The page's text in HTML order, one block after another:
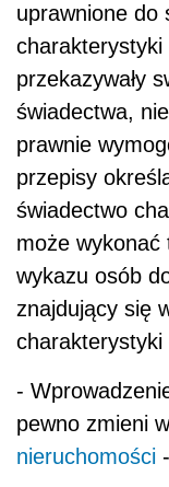
uprawnione do
przekazywały
świadectwa,
prawnie
przepisy
świadectwo
może wykonać
wykazu osób
znajdujący się
charakterystyki
-
pewno zmieni
nieruchomości -